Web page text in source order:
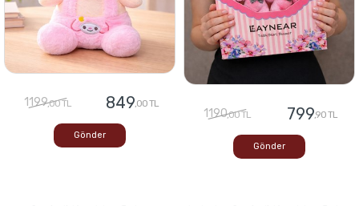
1199,00 TL 849,00 TL
Gönder
1190,00 TL 799,90 TL
Gönder